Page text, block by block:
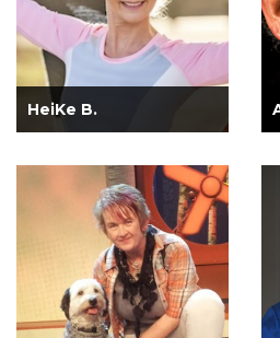
HeiKe B.